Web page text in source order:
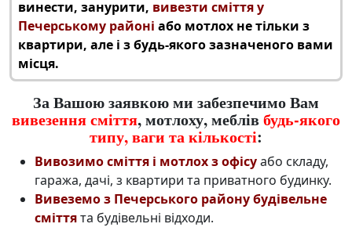
винести, занурити, вивезти сміття у
Печерському районі або мотлох не тільки з
квартири, але і з будь-якого зазначеного вами
місця.
За Вашою заявкою ми забезпечимо Вам
вивезення сміття, мотлоху, меблівбудь-якого
типу, ваги та кількості:
Вивозимо сміття і мотлох з офісуабо складу,
гаража, дачі, з квартири та приватного будинку.
Вивеземо з Печерського району будівельне
сміттята будівельні відходи.